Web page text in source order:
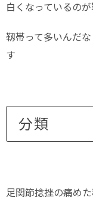
白くなっているの
靱帯って多いんだ
す
分類
足関節捻挫の痛め